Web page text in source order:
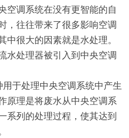
空调系统在没有更智能的自
，往往带来了很多影响空调
中很大的因素就是水处理。
水处理器被引入到中央空调
于处理中央空调系统中产生
原理是将废水从中央空调系
系列的处理过程，使其达到